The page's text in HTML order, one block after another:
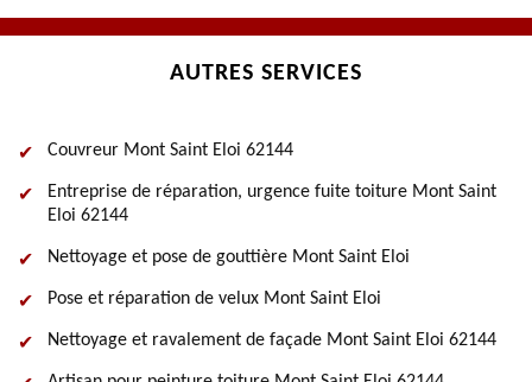
AUTRES SERVICES
Couvreur Mont Saint Eloi 62144
Entreprise de réparation, urgence fuite toiture Mont Saint
Eloi 62144
Nettoyage et pose de gouttière Mont Saint Eloi
Pose et réparation de velux Mont Saint Eloi
Nettoyage et ravalement de façade Mont Saint Eloi 62144